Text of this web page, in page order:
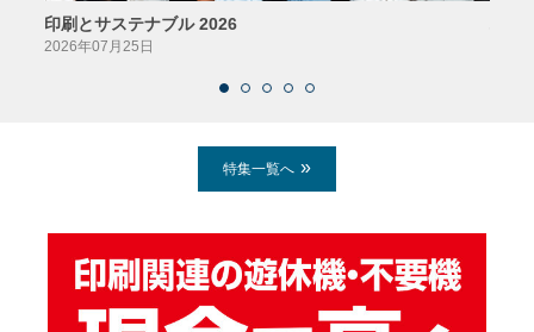
印刷とサステナブル 2026
2026年07月25日
特集一覧へ